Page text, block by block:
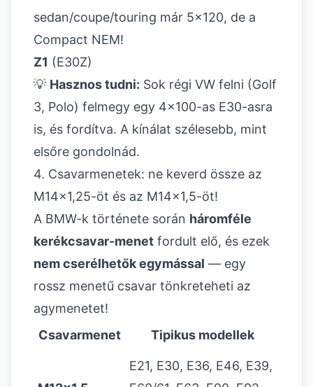
sedan/coupe/touring már 5x120, de a
Compact NEM!
Z1 (E30Z)
💡 Hasznos tudni: Sok régi VW felni (Golf
3, Polo) felmegy egy 4x100-as E30-asra
is, és fordítva. A kínálat szélesebb, mint
elsőre gondolnád.
4. Csavarmenetek: ne keverd össze az
M14x1,25-öt és az M14x1,5-öt!
A BMW-k története során háromféle
kerékcsavar-menet fordult elő, és ezek
nem cserélhetők egymással — egy
rossz menetű csavar tönkreteheti az
agymenetet!
Csavarmenet
Tipikus modellek
E21, E30, E36, E46, E39,